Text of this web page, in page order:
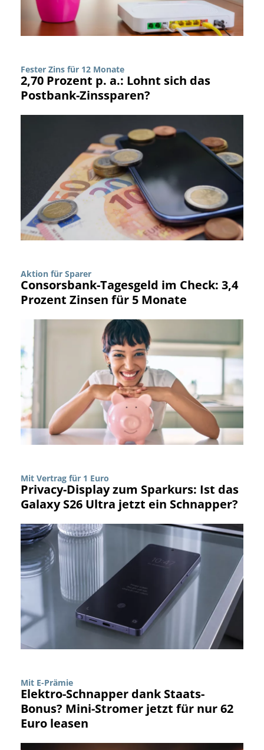
Fester Zins für 12 Monate
2,70 Prozent p. a.: Lohnt sich das
Postbank-Zinssparen?
Aktion für Sparer
Consorsbank-Tagesgeld im Check: 3,4
Prozent Zinsen für 5 Monate
Mit Vertrag für 1 Euro
Privacy-Display zum Sparkurs: Ist das
Galaxy S26 Ultra jetzt ein Schnapper?
Mit E-Prämie
Elektro-Schnapper dank Staats-
Bonus? Mini-Stromer jetzt für nur 62
Euro leasen